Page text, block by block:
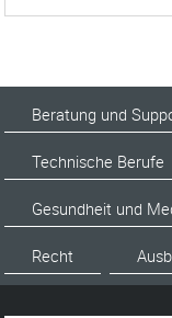
Beratung und
Technische Berufe
Gesundheit und
Recht